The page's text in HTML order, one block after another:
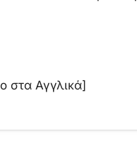
στα Αγγλικά]